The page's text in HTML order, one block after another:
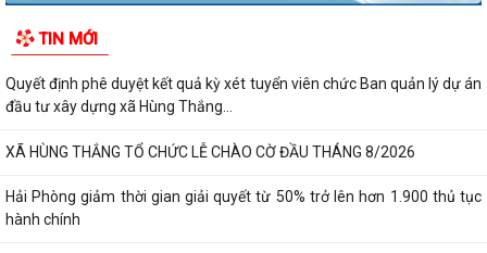
TIN MỚI
Quyết định phê duyệt kết quả kỳ xét tuyển viên chức Ban quản lý dự án
đầu tư xây dựng xã Hùng Thắng...
XÃ HÙNG THẮNG TỔ CHỨC LỄ CHÀO CỜ ĐẦU THÁNG 8/2026
Hải Phòng giảm thời gian giải quyết từ 50% trở lên hơn 1.900 thủ tục
hành chính